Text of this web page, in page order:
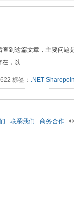
到这篇文章，主要问
，以......
标签： .NET
联系我们 商务合作